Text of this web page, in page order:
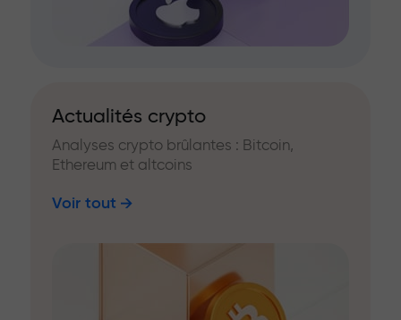
Actualités crypto
Analyses crypto brûlantes : Bitcoin,
Ethereum et altcoins
Voir tout